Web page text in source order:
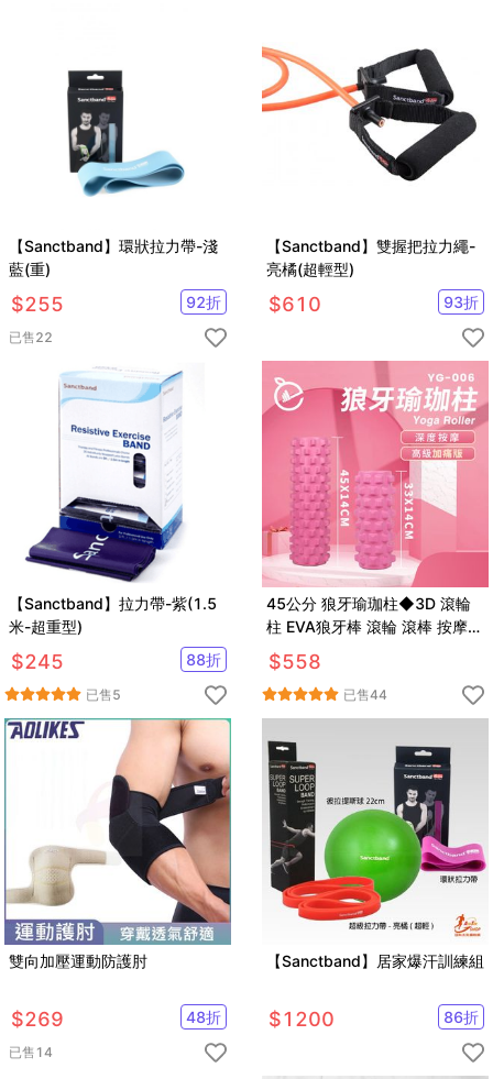
【Sanctband】環狀拉力帶-淺
藍(重)
$255 92折
已售22
【Sanctband】雙握把拉力繩-
亮橘(超輕型)
$610 93折
【Sanctband】拉力帶-紫(1.5
米-超重型)
$245 88折
已售5
45公分 狼牙瑜珈柱◆3D 滾輪
柱 EVA狼牙棒 滾輪 滾棒 按摩棒
紓壓 筋膜 刮痧
$558
已售44
雙向加壓運動防護肘
$269 48折
已售 14
【Sanctband】居家爆汗訓練組
$1200 86折